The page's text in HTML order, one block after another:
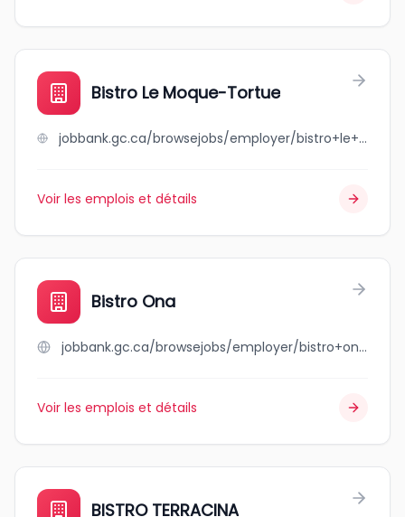
Bistro Le Moque-Tortue
jobbank.gc.ca/browsejobs/employer/bistro+le+moque-tortue/ca
Voir les emplois et détails
Bistro Ona
jobbank.gc.ca/browsejobs/employer/bistro+ona/ca
Voir les emplois et détails
BISTRO TERRACINA